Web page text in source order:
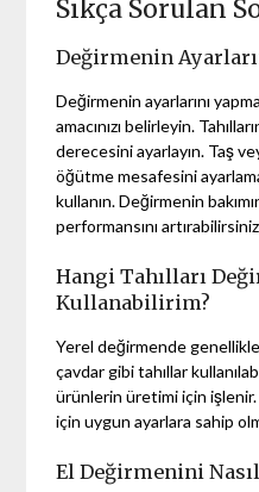
Sıkça Sorulan
Değirmenin
Değirmenin ayarlarını
amacınızı belirleyin.
derecesini ayarlayın. Taş
öğütme mesafesini
kullanın. Değirmenin
performansını
Hangi Tahılları
Kullanabilirim?
Yerel değirmende genellikle
çavdar gibi tahıllar
ürünlerin üretimi için
için uygun ayarlara sahip
El Değirmenini